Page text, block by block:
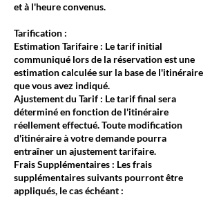
et à l'heure convenus.
Tarification :
Estimation Tarifaire : Le tarif initial
communiqué lors de la réservation est une
estimation calculée sur la base de l'itinéraire
que vous avez indiqué.
Ajustement du Tarif : Le tarif final sera
déterminé en fonction de l'itinéraire
réellement effectué. Toute modification
d'itinéraire à votre demande pourra
entraîner un ajustement tarifaire.
Frais Supplémentaires : Les frais
supplémentaires suivants pourront être
appliqués, le cas échéant :